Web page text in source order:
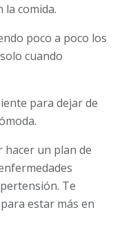
la comida.
poco a poco los
cuando
para dejar de
hacer un plan de
Te
estar más en